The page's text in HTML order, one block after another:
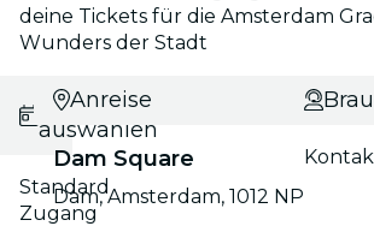
deine Tickets für die Amsterdam
Wunders der Stadt
Session
auswählen
Standard
Zugang
Anreise
Dam Square
Dam, Amsterdam, 1012 NP